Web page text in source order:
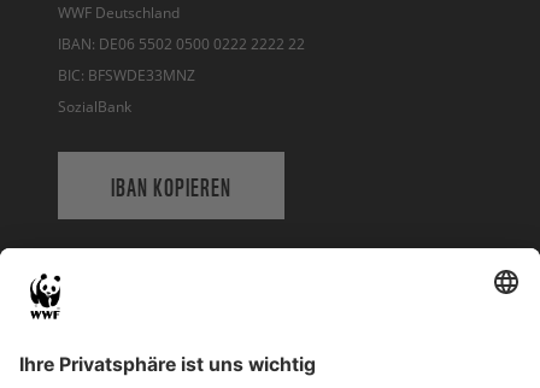
WWF Deutschland
IBAN: DE06 5502 0500 0222 2222 22
BIC: BFSWDE33MNZ
SozialBank
IBAN KOPIEREN
WWF Deutschland